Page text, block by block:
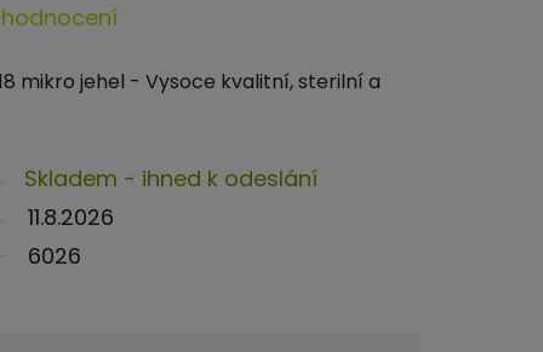
mikro jehel - Vysoce kvalitní, sterilní a
Skladem - ihned k odeslání
11.8.2026
6026